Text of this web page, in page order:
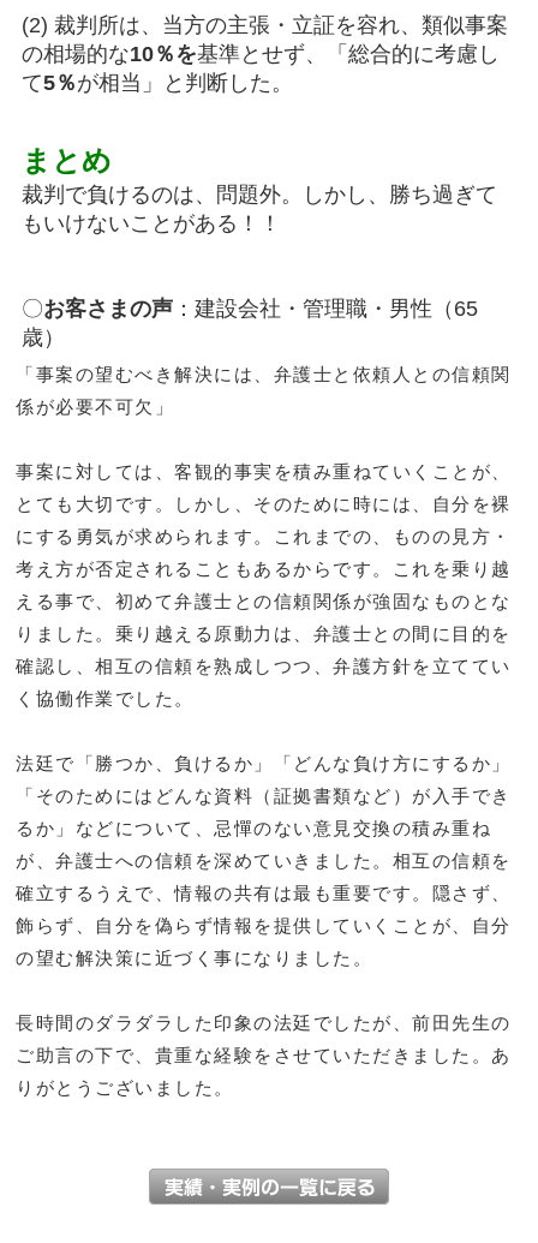
(2) 裁判所は、当方の主張・立証を容れ、類似事案
の相場的な10％を基準とせず、「総合的に考慮し
て5％が相当」と判断した。
まとめ
裁判で負けるのは、問題外。しかし、勝ち過ぎて
もいけないことがある！！
〇お客さまの声 ：建設会社・管理職・男性（65
歳）
「事案の望むべき解決には、弁護士と依頼人との信頼関
係が必要不可欠」
事案に対しては、客観的事実を積み重ねていくことが、
とても大切です。しかし、そのために時には、自分を裸
にする勇気が求められます。これまでの、ものの見方・
考え方が否定されることもあるからです。これを乗り越
える事で、初めて弁護士との信頼関係が強固なものとな
りました。乗り越える原動力は、弁護士との間に目的を
確認し、相互の信頼を熟成しつつ、弁護方針を立ててい
く協働作業でした。
法廷で「勝つか、負けるか」「どんな負け方にするか」
「そのためにはどんな資料（証拠書類など）が入手でき
るか」などについて、忌憚のない意見交換の積み重ね
が、弁護士への信頼を深めていきました。相互の信頼を
確立するうえで、情報の共有は最も重要です。隠さず、
飾らず、自分を偽らず情報を提供していくことが、自分
の望む解決策に近づく事になりました。
長時間のダラダラした印象の法廷でしたが、前田先生の
ご助言の下で、貴重な経験をさせていただきました。あ
りがとうございました。